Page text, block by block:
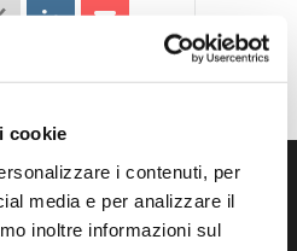
cookie
i contenuti, per
media e per analizzare il
inoltre informazioni sul